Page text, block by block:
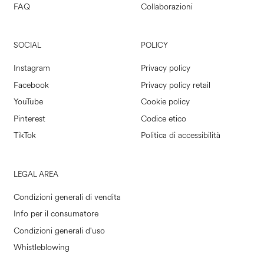
FAQ
Collaborazioni
SOCIAL
Instagram
Facebook
YouTube
Pinterest
TikTok
POLICY
Privacy policy
Privacy policy retail
Cookie policy
Codice etico
Politica di accessibilità
LEGAL AREA
Condizioni generali di vendita
Info per il consumatore
Condizioni generali d'uso
Whistleblowing